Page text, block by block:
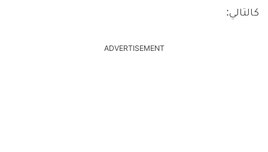
كالتالي:
ADVERTISEMENT